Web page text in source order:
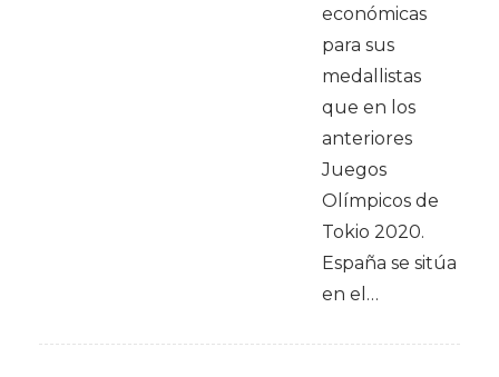
económicas
para sus
medallistas
que en los
anteriores
Juegos
Olímpicos de
Tokio 2020.
España se sitúa
en el…